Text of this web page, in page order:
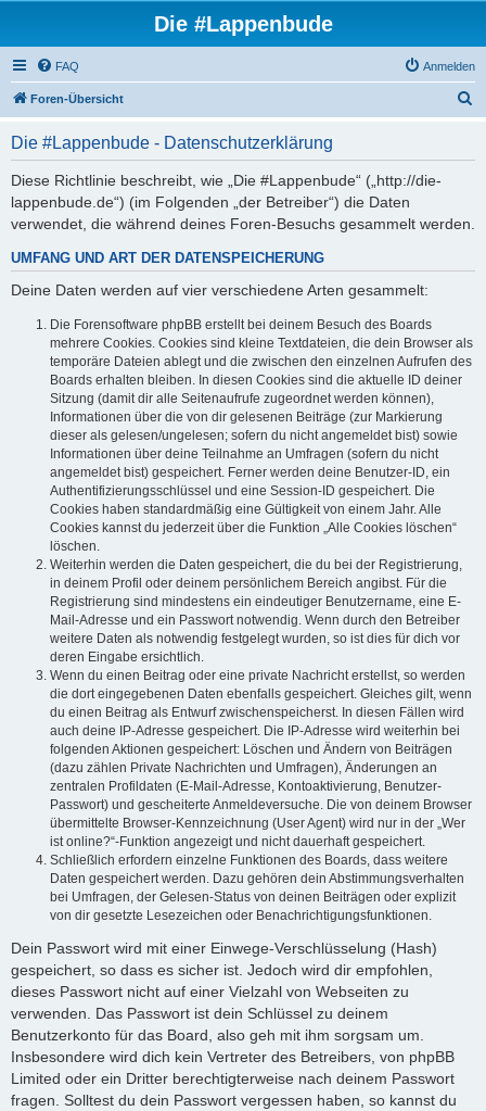
Die #Lappenbude
FAQ Anmelden
Foren-Übersicht
Die #Lappenbude - Datenschutzerklärung
Diese Richtlinie beschreibt, wie „Die #Lappenbude“ („http://die-
lappenbude.de“) (im Folgenden „der Betreiber“) die Daten
verwendet, die während deines Foren-Besuchs gesammelt werden.
UMFANG UND ART DER DATENSPEICHERUNG
Deine Daten werden auf vier verschiedene Arten gesammelt:
Die Forensoftware phpBB erstellt bei deinem Besuch des Boards
mehrere Cookies. Cookies sind kleine Textdateien, die dein Browser als
temporäre Dateien ablegt und die zwischen den einzelnen Aufrufen des
Boards erhalten bleiben. In diesen Cookies sind die aktuelle ID deiner
Sitzung (damit dir alle Seitenaufrufe zugeordnet werden können),
Informationen über die von dir gelesenen Beiträge (zur Markierung
dieser als gelesen/ungelesen; sofern du nicht angemeldet bist) sowie
Informationen über deine Teilnahme an Umfragen (sofern du nicht
angemeldet bist) gespeichert. Ferner werden deine Benutzer-ID, ein
Authentifizierungsschlüssel und eine Session-ID gespeichert. Die
Cookies haben standardmäßig eine Gültigkeit von einem Jahr. Alle
Cookies kannst du jederzeit über die Funktion „Alle Cookies löschen“
löschen.
Weiterhin werden die Daten gespeichert, die du bei der Registrierung,
in deinem Profil oder deinem persönlichem Bereich angibst. Für die
Registrierung sind mindestens ein eindeutiger Benutzername, eine E-
Mail-Adresse und ein Passwort notwendig. Wenn durch den Betreiber
weitere Daten als notwendig festgelegt wurden, so ist dies für dich vor
deren Eingabe ersichtlich.
Wenn du einen Beitrag oder eine private Nachricht erstellst, so werden
die dort eingegebenen Daten ebenfalls gespeichert. Gleiches gilt, wenn
du einen Beitrag als Entwurf zwischenspeicherst. In diesen Fällen wird
auch deine IP-Adresse gespeichert. Die IP-Adresse wird weiterhin bei
folgenden Aktionen gespeichert: Löschen und Ändern von Beiträgen
(dazu zählen Private Nachrichten und Umfragen), Änderungen an
zentralen Profildaten (E-Mail-Adresse, Kontoaktivierung, Benutzer-
Passwort) und gescheiterte Anmeldeversuche. Die von deinem Browser
übermittelte Browser-Kennzeichnung (User Agent) wird nur in der „Wer
ist online?“-Funktion angezeigt und nicht dauerhaft gespeichert.
Schließlich erfordern einzelne Funktionen des Boards, dass weitere
Daten gespeichert werden. Dazu gehören dein Abstimmungsverhalten
bei Umfragen, der Gelesen-Status von deinen Beiträgen oder explizit
von dir gesetzte Lesezeichen oder Benachrichtigungsfunktionen.
Dein Passwort wird mit einer Einwege-Verschlüsselung (Hash)
gespeichert, so dass es sicher ist. Jedoch wird dir empfohlen,
dieses Passwort nicht auf einer Vielzahl von Webseiten zu
verwenden. Das Passwort ist dein Schlüssel zu deinem
Benutzerkonto für das Board, also geh mit ihm sorgsam um.
Insbesondere wird dich kein Vertreter des Betreibers, von phpBB
Limited oder ein Dritter berechtigterweise nach deinem Passwort
fragen. Solltest du dein Passwort vergessen haben, so kannst du